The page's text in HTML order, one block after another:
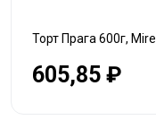
Торт Прага 600г, Mirel
605,85 ₽